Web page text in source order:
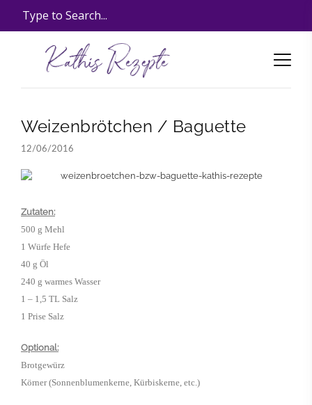
Weizenbrötchen / Baguette
12/06/2016
Zutaten:
500 g Mehl
1 Würfe Hefe
40 g Öl
240 g warmes Wasser
1 – 1,5 TL Salz
1 Prise Salz
Optional:
Brotgewürz
Körner (Sonnenblumenkerne, Kürbiskerne, etc.)